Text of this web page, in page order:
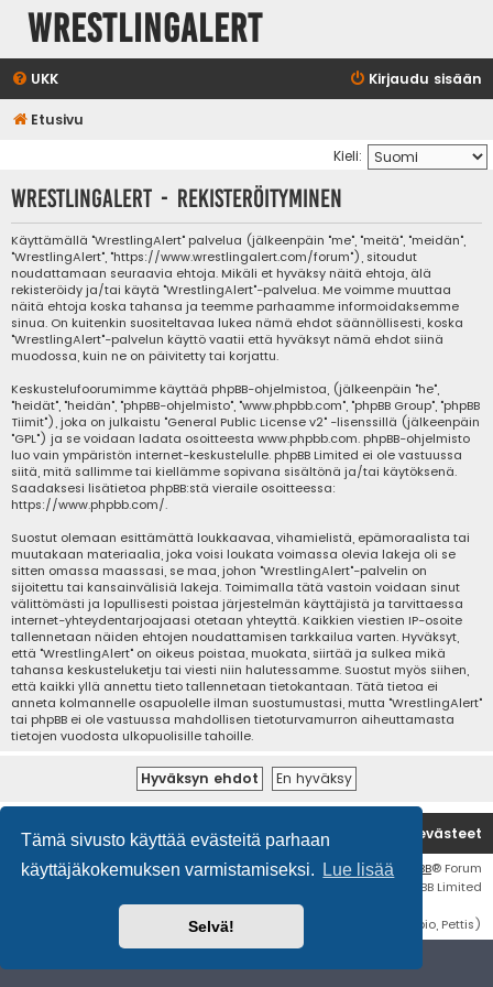
Tämä sivusto käyttää evästeitä parhaan
käyttäjäkokemuksen varmistamiseksi.
Lue lisää
Selvä!
WrestlingAlert
UKK Kirjaudu sisään
Etusivu
Kieli:
WrestlingAlert - Rekisteröityminen
Käyttämällä "WrestlingAlert" palvelua (jälkeenpäin "me", "meitä", "meidän",
"WrestlingAlert", "https://www.wrestlingalert.com/forum"), sitoudut
noudattamaan seuraavia ehtoja. Mikäli et hyväksy näitä ehtoja, älä
rekisteröidy ja/tai käytä "WrestlingAlert"-palvelua. Me voimme muuttaa
näitä ehtoja koska tahansa ja teemme parhaamme informoidaksemme
sinua. On kuitenkin suositeltavaa lukea nämä ehdot säännöllisesti, koska
"WrestlingAlert"-palvelun käyttö vaatii että hyväksyt nämä ehdot siinä
muodossa, kuin ne on päivitetty tai korjattu.
Keskustelufoorumimme käyttää phpBB-ohjelmistoa, (jälkeenpäin "he",
"heidät", "heidän", "phpBB-ohjelmisto", "www.phpbb.com", "phpBB Group", "phpBB
Tiimit"), joka on julkaistu "General Public License v2" -lisenssillä (jälkeenpäin
"GPL") ja se voidaan ladata osoitteesta www.phpbb.com. phpBB-ohjelmisto
luo vain ympäristön internet-keskustelulle. phpBB Limited ei ole vastuussa
siitä, mitä sallimme tai kiellämme sopivana sisältönä ja/tai käytöksenä.
Saadaksesi lisätietoa phpBB:stä vieraile osoitteessa:
https://www.phpbb.com/.
Suostut olemaan esittämättä loukkaavaa, vihamielistä, epämoraalista tai
muutakaan materiaalia, joka voisi loukata voimassa olevia lakeja oli se
sitten omassa maassasi, se maa, johon "WrestlingAlert"-palvelin on
sijoitettu tai kansainvälisiä lakeja. Toimimalla tätä vastoin voidaan sinut
välittömästi ja lopullisesti poistaa järjestelmän käyttäjistä ja tarvittaessa
internet-yhteydentarjoajaasi otetaan yhteyttä. Kaikkien viestien IP-osoite
tallennetaan näiden ehtojen noudattamisen tarkkailua varten. Hyväksyt,
että "WrestlingAlert" on oikeus poistaa, muokata, siirtää ja sulkea mikä
tahansa keskusteluketju tai viesti niin halutessamme. Suostut myös siihen,
että kaikki yllä annettu tieto tallennetaan tietokantaan. Tätä tietoa ei
anneta kolmannelle osapuolelle ilman suostumustasi, mutta "WrestlingAlert"
tai phpBB ei ole vastuussa mahdollisen tietoturvamurron aiheuttamasta
tietojen vuodosta ulkopuolisille tahoille.
Etusivu Poista evästeet
Flat Style byIan Bradley• Keskustelufoorumin ohjelmisto phpBB® Forum
Software © phpBB Limited
Käännös: phpBB Suomi (lurttinen, harritapio, Pettis)